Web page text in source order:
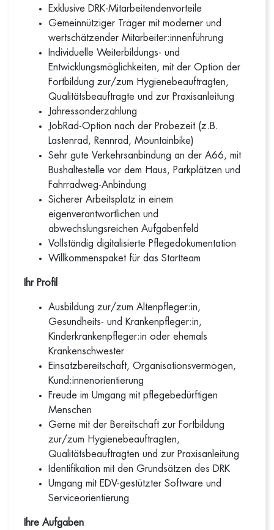
Exklusive DRK-Mitarbeitendenvorteile
Gemeinnütziger Träger mit moderner und
wertschätzender Mitarbeiter:innenführung
Individuelle Weiterbildungs- und
Entwicklungsmöglichkeiten, mit der Option der
Fortbildung zur/zum Hygienebeauftragten,
Qualitätsbeauftragte und zur Praxisanleitung
Jahressonderzahlung
JobRad-Option nach der Probezeit (z.B.
Lastenrad, Rennrad, Mountainbike)
Sehr gute Verkehrsanbindung an der A66, mit
Bushaltestelle vor dem Haus, Parkplätzen und
Fahrradweg-Anbindung
Sicherer Arbeitsplatz in einem
eigenverantwortlichen und
abwechslungsreichen Aufgabenfeld
Vollständig digitalisierte Pflegedokumentation
Willkommenspaket für das Startteam
Ihr Profil
Ausbildung zur/zum Altenpfleger:in,
Gesundheits- und Krankenpfleger:in,
Kinderkrankenpfleger:in oder ehemals
Krankenschwester
Einsatzbereitschaft, Organisationsvermögen,
Kund:innenorientierung
Freude im Umgang mit pflegebedürftigen
Menschen
Gerne mit der Bereitschaft zur Fortbildung
zur/zum Hygienebeauftragten,
Qualitätsbeauftragten und zur Praxisanleitung
Identifikation mit den Grundsätzen des DRK
Umgang mit EDV-gestützter Software und
Serviceorientierung
Ihre Aufgaben